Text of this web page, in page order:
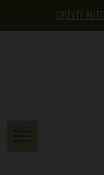
OBJEVTE